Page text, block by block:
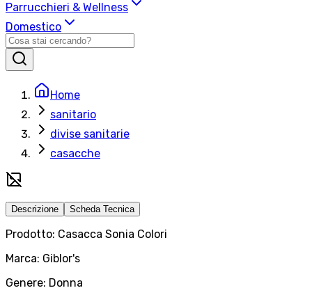
Parrucchieri & Wellness
Domestico
Home
sanitario
divise sanitarie
casacche
Descrizione Scheda Tecnica
Prodotto: Casacca Sonia Colori
Marca: Giblor's
Genere: Donna